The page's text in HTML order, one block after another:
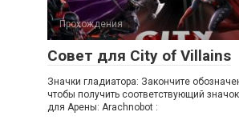
Прохождения
Совет для City of Villains
Значки гладиатора: Закончите
чтобы получить соответствующий
для Арены: Arachnobot :